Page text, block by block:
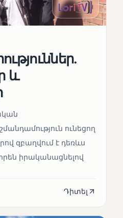
և
ունեցող
զբաղվում է դեռևս
իրականացնելով
Դիտել